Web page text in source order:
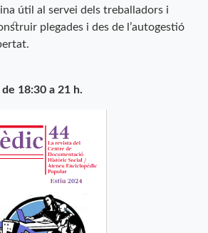
útil al servei dels treballadors i
plegades i des de l’autogestió
18:30 a 21 h.